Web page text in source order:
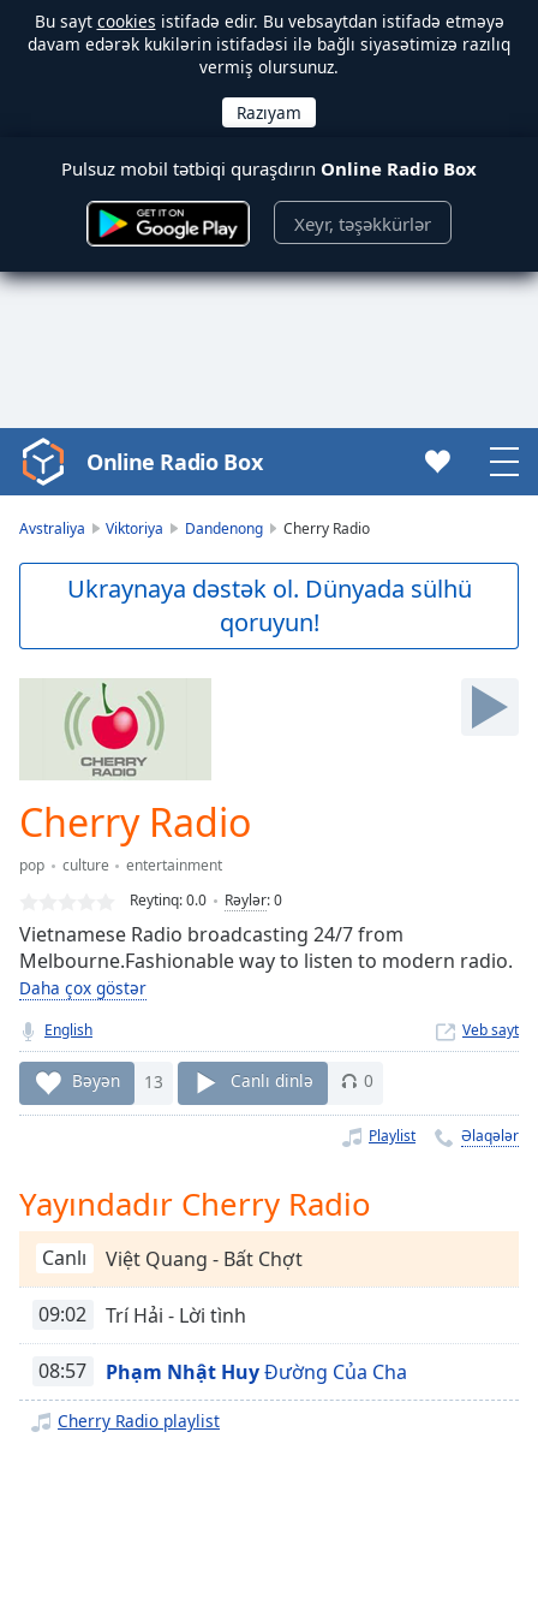
Bu sayt cookies istifadə edir. Bu vebsaytdan istifadə etməyə
davam edərək kukilərin istifadəsi ilə bağlı siyasətimizə razılıq
vermiş olursunuz.
Pulsuz mobil tətbiqi quraşdırın Online Radio Box
Xeyr, təşəkkürlər
Video
Player
Skip
Loaded:
Stream
TypeLIVE
Seek to
live,
currently
behind
liveLIVE
Remaining
Time-
Playback
Rate
Chapters
Descriptions
descriptions
Online Radio Box
Avstraliya Viktoriya Dandenong Cherry Radio
Ukraynaya dəstək ol. Dünyada sülhü
qoruyun!
Cherry Radio
pop culture
entertainment
Reytinq:0.0 Rəylər:0
Vietnamese Radio broadcasting 24/7 from
Melbourne.Fashionable way to listen to modern radio.
Daha çox göstər
English Veb sayt
Bəyən 13 Canlı dinlə 0
Playlist Əlaqələr
Yayındadır Cherry Radio
Canlı Việt Quang - Bất Chợt
09:02 Trí Hải - Lời tình
08:57 Phạm Nhật HuyĐường Của Cha
Cherry Radio playlist